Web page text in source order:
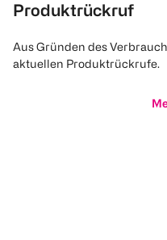
Produktrückruf
Aus Gründen des
aktuellen Produktrückrufe.